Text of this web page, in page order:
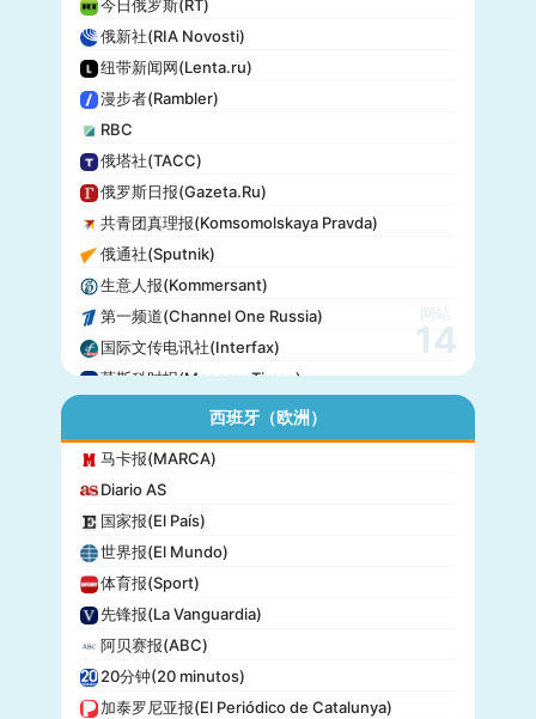
今日俄罗斯(RT)
俄新社(RIA Novosti)
纽带新闻网(Lenta.ru)
漫步者(Rambler)
RBC
俄塔社(TACC)
俄罗斯日报(Gazeta.Ru)
共青团真理报(Komsomolskaya Pravda)
俄通社(Sputnik)
生意人报(Kommersant)
第一频道(Channel One Russia)
国际文传电讯社(Interfax)
莫斯科时报(Moscow Times)
网站
14
西班牙（欧洲）
马卡报(MARCA)
Diario AS
国家报(El País)
世界报(El Mundo)
体育报(Sport)
先锋报(La Vanguardia)
阿贝赛报(ABC)
20分钟(20 minutos)
加泰罗尼亚报(El Periódico de Catalunya)